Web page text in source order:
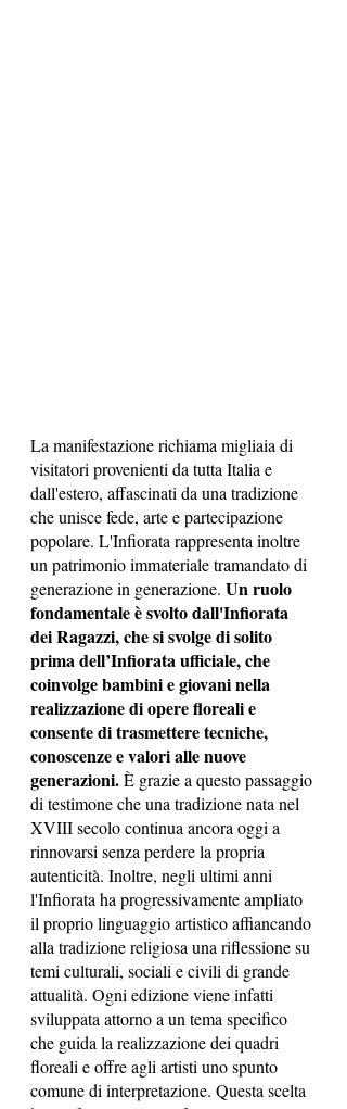
La manifestazione richiama migliaia di
visitatori provenienti da tutta Italia e
dall'estero, affascinati da una tradizione
che unisce fede, arte e partecipazione
popolare. L'Infiorata rappresenta inoltre
un patrimonio immateriale tramandato di
generazione in generazione. Un ruolo
fondamentale è svolto dall'Infiorata
dei Ragazzi, che si svolge di solito
prima dell’Infiorata ufficiale, che
coinvolge bambini e giovani nella
realizzazione di opere floreali e
consente di trasmettere tecniche,
conoscenze e valori alle nuove
generazioni. È grazie a questo passaggio
di testimone che una tradizione nata nel
XVIII secolo continua ancora oggi a
rinnovarsi senza perdere la propria
autenticità. Inoltre, negli ultimi anni
l'Infiorata ha progressivamente ampliato
il proprio linguaggio artistico affiancando
alla tradizione religiosa una riflessione su
temi culturali, sociali e civili di grande
attualità. Ogni edizione viene infatti
sviluppata attorno a un tema specifico
che guida la realizzazione dei quadri
floreali e offre agli artisti uno spunto
comune di interpretazione. Questa scelta